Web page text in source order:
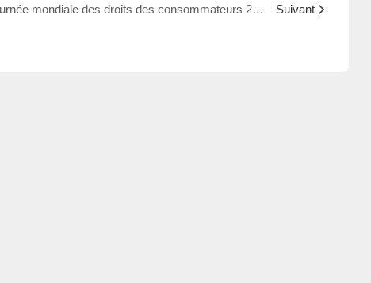
Journée mondiale des droits des consommateurs 2022 : une escorte Kenwei basée sur l'intégrité pour vous Suivant